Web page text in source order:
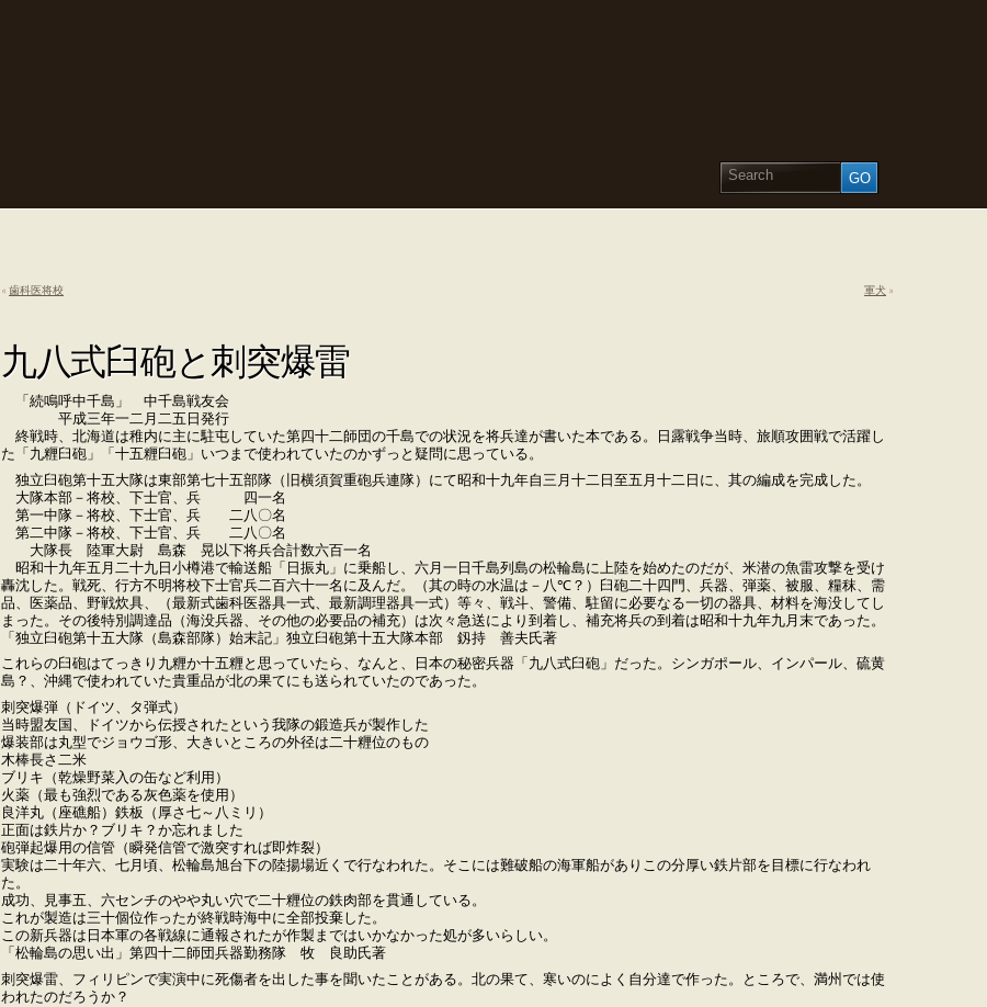
« 歯科医将校 軍犬 »
九八式臼砲と刺突爆雷
「続鳴呼中千島」 中千島戦友会
平成三年一二月二五日発行
終戦時、北海道は稚内に主に駐屯していた第四十二師団の千島での状況を将兵達が書いた本である。日露戦争当時、旅順攻囲戦で活躍し
た「九糎臼砲」「十五糎臼砲」いつまで使われていたのかずっと疑問に思っている。
独立臼砲第十五大隊は東部第七十五部隊（旧横須賀重砲兵連隊）にて昭和十九年自三月十二日至五月十二日に、其の編成を完成した。
大隊本部－将校、下士官、兵 四一名
第一中隊－将校、下士官、兵 二八〇名
第二中隊－将校、下士官、兵 二八〇名
大隊長 陸軍大尉 島森 晃以下将兵合計数六百一名
昭和十九年五月二十九日小樽港で輸送船「日振丸」に乗船し、六月一日千島列島の松輪島に上陸を始めたのだが、米潜の魚雷攻撃を受け
轟沈した。戦死、行方不明将校下士官兵二百六十一名に及んだ。（其の時の水温は－八℃？）臼砲二十四門、兵器、弾薬、被服、糧秣、需
品、医薬品、野戦炊具、（最新式歯科医器具一式、最新調理器具一式）等々、戦斗、警備、駐留に必要なる一切の器具、材料を海没してし
まった。その後特別調達品（海没兵器、その他の必要品の補充）は次々急送により到着し、補充将兵の到着は昭和十九年九月末であった。
「独立臼砲第十五大隊（島森部隊）始末記」独立臼砲第十五大隊本部 釼持 善夫氏著
これらの臼砲はてっきり九糎か十五糎と思っていたら、なんと、日本の秘密兵器「九八式臼砲」だった。シンガポール、インパール、硫黄
島？、沖縄で使われていた貴重品が北の果てにも送られていたのであった。
刺突爆弾（ドイツ、タ弾式）
当時盟友国、ドイツから伝授されたという我隊の鍛造兵が製作した
爆装部は丸型でジョウゴ形、大きいところの外径は二十糎位のもの
木棒長さ二米
ブリキ（乾燥野菜入の缶など利用）
火薬（最も強烈である灰色薬を使用）
良洋丸（座礁船）鉄板（厚さ七～八ミリ）
正面は鉄片か？ブリキ？か忘れました
砲弾起爆用の信管（瞬発信管で激突すれば即炸裂）
実験は二十年六、七月頃、松輪島旭台下の陸揚場近くで行なわれた。そこには難破船の海軍船がありこの分厚い鉄片部を目標に行なわれ
た。
成功、見事五、六センチのやや丸い穴で二十糎位の鉄肉部を貫通している。
これが製造は三十個位作ったが終戦時海中に全部投棄した。
この新兵器は日本軍の各戦線に通報されたが作製まではいかなかった処が多いらしい。
「松輪島の思い出」第四十二師団兵器勤務隊 牧 良助氏著
刺突爆雷、フィリピンで実演中に死傷者を出した事を聞いたことがある。北の果て、寒いのによく自分達で作った。ところで、満州では使
われたのだろうか？